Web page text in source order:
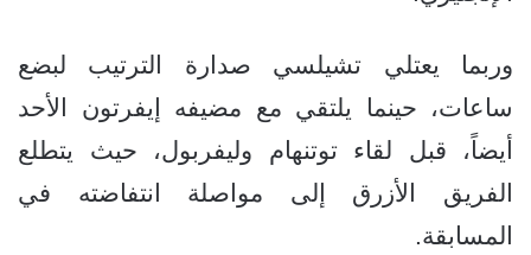
وربما يعتلي تشيلسي صدارة الترتيب لبضع
ساعات، حينما يلتقي مع مضيفه إيفرتون الأحد
أيضاً، قبل لقاء توتنهام وليفربول، حيث يتطلع
الفريق الأزرق إلى مواصلة انتفاضته في
المسابقة.